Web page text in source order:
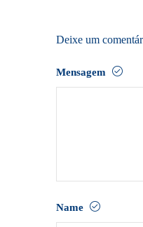
Deixe um
Mensagem
Name